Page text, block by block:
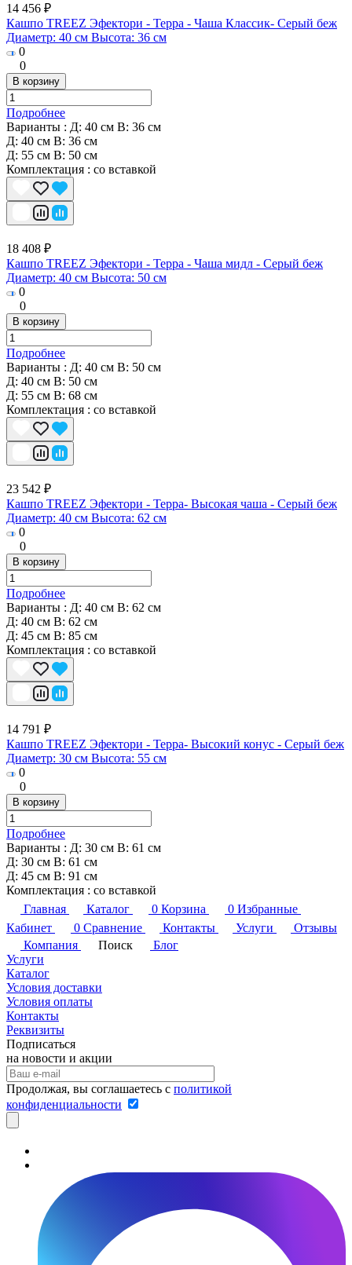
14 456 ₽
Кашпо TREEZ Эфектори - Терра - Чаша Классик- Серый беж
Диаметр: 40 см Высота: 36 см
0
0
В корзину
Подробнее
Варианты : Д: 40 см В: 36 см
Д: 40 см В: 36 см
Д: 55 см В: 50 см
Комплектация : со вставкой
18 408 ₽
Кашпо TREEZ Эфектори - Терра - Чаша мидл - Серый беж
Диаметр: 40 см Высота: 50 см
0
0
В корзину
Подробнее
Варианты : Д: 40 см В: 50 см
Д: 40 см В: 50 см
Д: 55 см В: 68 см
Комплектация : со вставкой
23 542 ₽
Кашпо TREEZ Эфектори - Терра- Высокая чаша - Серый беж
Диаметр: 40 см Высота: 62 см
0
0
В корзину
Подробнее
Варианты : Д: 40 см В: 62 см
Д: 40 см В: 62 см
Д: 45 см В: 85 см
Комплектация : со вставкой
14 791 ₽
Кашпо TREEZ Эфектори - Терра- Высокий конус - Серый беж
Диаметр: 30 см Высота: 55 см
0
0
В корзину
Подробнее
Варианты : Д: 30 см В: 61 см
Д: 30 см В: 61 см
Д: 45 см В: 91 см
Комплектация : со вставкой
Главная
Каталог 0 Корзина 0 Избранные
Кабинет
0 Сравнение Контакты Услуги
Отзывы
Компания
Поиск
Блог
Услуги
Каталог
Условия доставки
Условия оплаты
Контакты
Реквизиты
Подписаться
на новости и акции
Продолжая, вы соглашаетесь с политикой
конфиденциальности